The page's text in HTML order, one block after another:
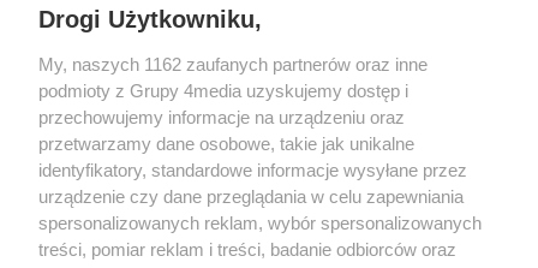
REKLAMA
Drogi Użytkowniku,
My, naszych 1162 zaufanych partnerów oraz inne
podmioty z Grupy 4media uzyskujemy dostęp i
przechowujemy informacje na urządzeniu oraz
przetwarzamy dane osobowe, takie jak unikalne
identyfikatory, standardowe informacje wysyłane przez
urządzenie czy dane przeglądania w celu zapewniania
spersonalizowanych reklam, wybór spersonalizowanych
treści, pomiar reklam i treści, badanie odbiorców oraz